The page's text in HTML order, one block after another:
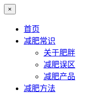
×
首页
减肥常识
关于肥胖
减肥误区
减肥产品
减肥方法